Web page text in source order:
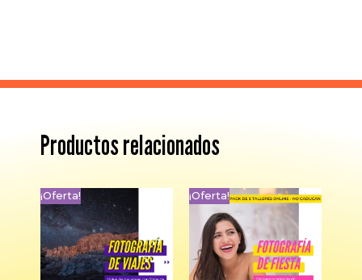
Productos relacionados
¡Oferta! ¡Oferta!